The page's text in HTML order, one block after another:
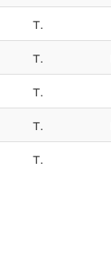
т.
т.
т.
т.
т.